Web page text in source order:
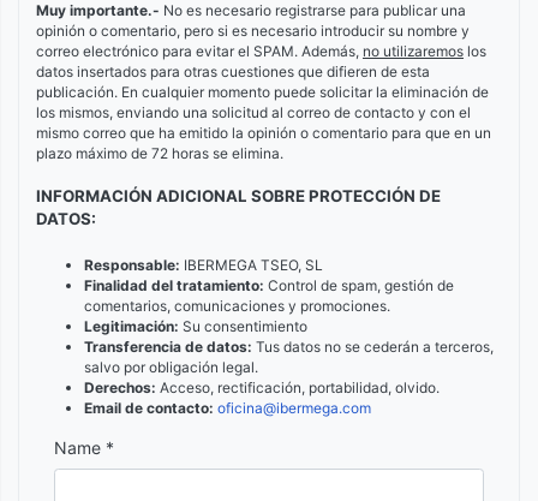
Muy importante.- No es necesario registrarse para publicar una
opinión o comentario, pero si es necesario introducir su nombre y
correo electrónico para evitar el SPAM. Además, no utilizaremos los
datos insertados para otras cuestiones que difieren de esta
publicación. En cualquier momento puede solicitar la eliminación de
los mismos, enviando una solicitud al correo de contacto y con el
mismo correo que ha emitido la opinión o comentario para que en un
plazo máximo de 72 horas se elimina.
INFORMACIÓN ADICIONAL SOBRE PROTECCIÓN DE
DATOS:
Responsable: IBERMEGA TSEO, SL
Finalidad del tratamiento: Control de spam, gestión de
comentarios, comunicaciones y promociones.
Legitimación: Su consentimiento
Transferencia de datos: Tus datos no se cederán a terceros,
salvo por obligación legal.
Derechos: Acceso, rectificación, portabilidad, olvido.
Email de contacto: oficina@ibermega.com
Name *